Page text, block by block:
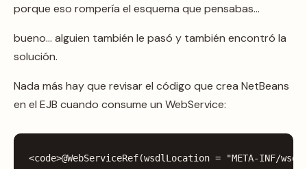
porque eso rompería el esquema que pensabas…
bueno… alguien también le pasó y también encontró la
solución.
Nada más hay que revisar el código que crea NetBeans
en el EJB cuando consume un WebService:
<code>@WebServiceRef(wsdlLocation = "META-INF/